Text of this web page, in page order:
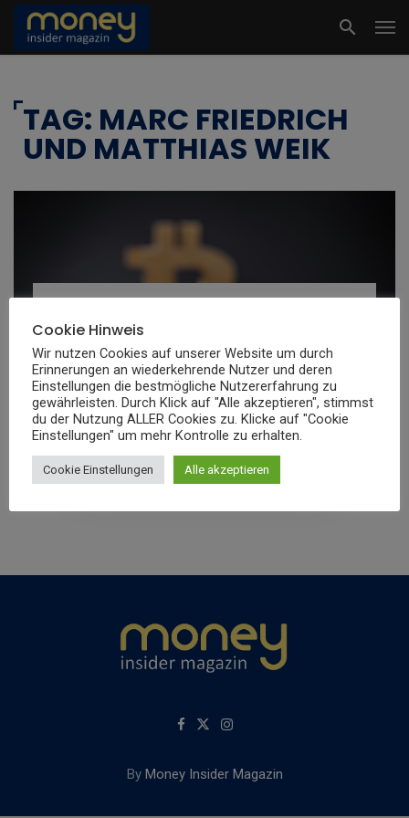
TAG: MARC FRIEDRICH
UND MATTHIAS WEIK
Marc Friedrich Bitcoin Analyse:
Wird BITCOIN manipuliert?
(Artikelanalyse Ernst Wolff –
VIDEO)
ByMoney Insider Redaktion 17. Februar 2022
By Money Insider Magazin
Cookie Hinweis
Wir nutzen Cookies auf unserer Website um durch
Erinnerungen an wiederkehrende Nutzer und deren
Einstellungen die bestmögliche Nutzererfahrung zu
gewährleisten. Durch Klick auf "Alle akzeptieren", stimmst
du der Nutzung ALLER Cookies zu. Klicke auf "Cookie
Einstellungen" um mehr Kontrolle zu erhalten.
Cookie Einstellungen Alle akzeptieren